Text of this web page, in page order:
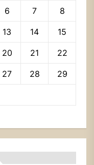
6 7 8
13 14 15
20 21 22
27 28 29